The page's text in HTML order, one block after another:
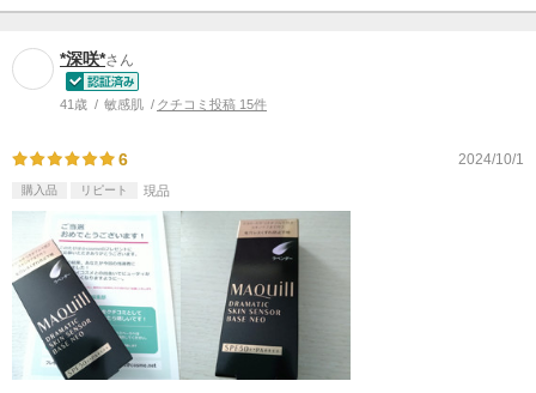
*深咲*さん
41歳 敏感肌 クチコミ投稿 15件
6 2024/10/1
購入品 リピート 現品